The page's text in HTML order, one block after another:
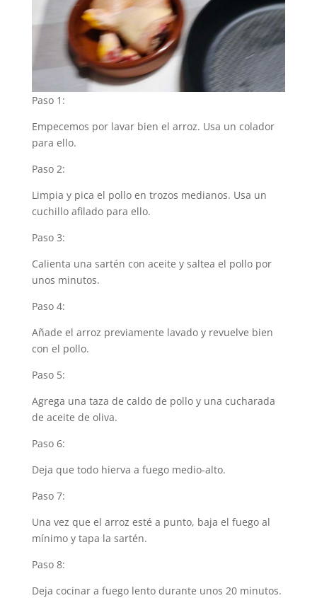
Paso 1:
Empecemos por lavar bien el arroz. Usa un colador
para ello.
Paso 2:
Limpia y pica el pollo en trozos medianos. Usa un
cuchillo afilado para ello.
Paso 3:
Calienta una sartén con aceite y saltea el pollo por
unos minutos.
Paso 4:
Añade el arroz previamente lavado y revuelve bien
con el pollo.
Paso 5:
Agrega una taza de caldo de pollo y una cucharada
de aceite de oliva.
Paso 6:
Deja que todo hierva a fuego medio-alto.
Paso 7:
Una vez que el arroz esté a punto, baja el fuego al
mínimo y tapa la sartén.
Paso 8:
Deja cocinar a fuego lento durante unos 20 minutos.